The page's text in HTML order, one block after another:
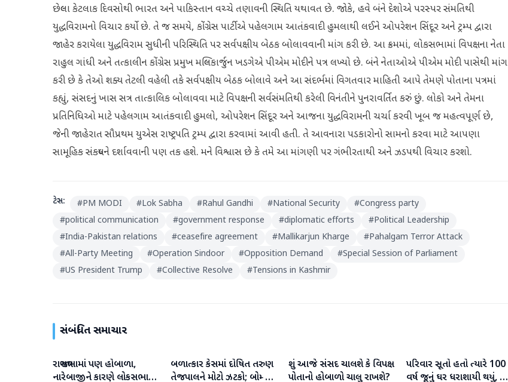
છેલ્લા કેટલાક દિવસોથી ભારત અને પાકિસ્તાન વચ્ચે તણાવની સ્થિતિ યથાવત છે. જોકે, હવે બંને દેશોએ પરસ્પર સંમતિથી
યુદ્ધવિરામનો વિચાર કર્યો છે. તે જ સમયે, કોંગ્રેસ પાર્ટીએ પહેલગામ આતંકવાદી હુમલાથી લઈને ઓપરેશન સિંદૂર અને ટ્રમ્પ દ્વારા
જાહેર કરાયેલા યુદ્ધવિરામ સુધીની પરિસ્થિતિ પર સર્વપક્ષીય બેઠક બોલાવવાની માંગ કરી છે. આ ક્રમમાં, લોકસભામાં વિપક્ષના નેતા
રાહુલ ગાંધી અને તત્કાલીન કોંગ્રેસ પ્રમુખ મલ્લિકાર્જુન ખડગેએ પીએમ મોદીને પત્ર લખ્યો છે. બંને નેતાઓએ પીએમ મોદી પાસેથી માંગ
કરી છે કે તેઓ શક્ય તેટલી વહેલી તકે સર્વપક્ષીય બેઠક બોલાવે અને આ સંદર્ભમાં વિગતવાર માહિતી આપે તેમણે પોતાના પત્રમાં
કહ્યું, સંસદનું ખાસ સત્ર તાત્કાલિક બોલાવવા માટે વિપક્ષની સર્વસંમતિથી કરેલી વિનંતીને પુનરાવર્તિત કરું છું. લોકો અને તેમના
પ્રતિનિધિઓ માટે પહેલગામ આતંકવાદી હુમલો, ઓપરેશન સિંદૂર અને આજના યુદ્ધવિરામની ચર્ચા કરવી ખૂબ જ મહત્વપૂર્ણ છે,
જેની જાહેરાત સૌપ્રથમ યુએસ રાષ્ટ્રપતિ ટ્રમ્પ દ્વારા કરવામાં આવી હતી. તે આવનારા પડકારોનો સામનો કરવા માટે આપણા
સામૂહિક સંકલ્પને દર્શાવવાની પણ તક હશે. મને વિશ્વાસ છે કે તમે આ માંગણી પર ગંભીરતાથી અને ઝડપથી વિચાર કરશો.
ટેગ્સ: #PM MODI #Lok Sabha #Rahul Gandhi #National Security #Congress party
#political communication #government response #diplomatic efforts #Political Leadership
#India-Pakistan relations #ceasefire agreement #Mallikarjun Kharge #Pahalgam Terror Attack
#All-Party Meeting #Operation Sindoor #Opposition Demand #Special Session of Parliament
#US President Trump #Collective Resolve #Tensions in Kashmir
સંબંધિત સમાચાર
રાષ્ટ્રીય
રાજ્યસભામાં પણ હોબાળા,
નારેબાજીને કારણે લોકસભા
રાષ્ટ્રીય
બળાત્કાર કેસમાં દોષિત તરુણ
તેજપાલને મોટો ઝટકો; બોમ્બે
રાષ્ટ્રીય
શું આજે સંસદ ચાલશે કે વિપક્ષ
પોતાનો હોબાળો ચાલુ રાખશે?
રાષ્ટ્રીય
પરિવાર સૂતો હતો ત્યારે 100
વર્ષ જૂનું ઘર ધરાશાયી થયું, છ